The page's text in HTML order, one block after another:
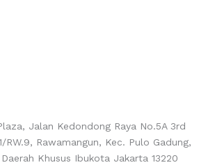
Jalan Kedondong Raya No.5A 3rd
RW.9, Rawamangun, Kec. Pulo Gadung,
Khusus Ibukota Jakarta 13220